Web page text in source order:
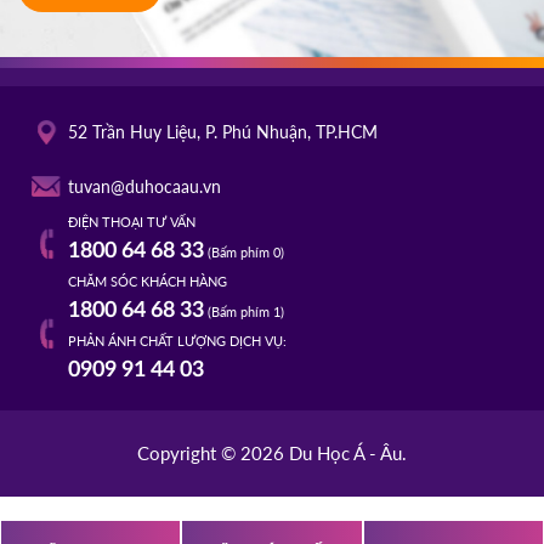
ĐĂNG KÝ
02/10/2025
14h00
HOT
01/10/2025
10h00
Mỹ TACOMA COMMUNITY COLLEGE
52 Trần Huy Liệu, P. Phú Nhuận, TP.HCM
tuvan@duhocaau.vn
ĐIỆN THOẠI TƯ VẤN
1800 64 68 33(Bấm phím 0)
CHĂM SÓC KHÁCH HÀNG
1800 64 68 33(Bấm phím 1)
PHẢN ÁNH CHẤT LƯỢNG DỊCH VỤ:
0909 91 44 03
Copyright © 2026 Du Học Á - Âu.